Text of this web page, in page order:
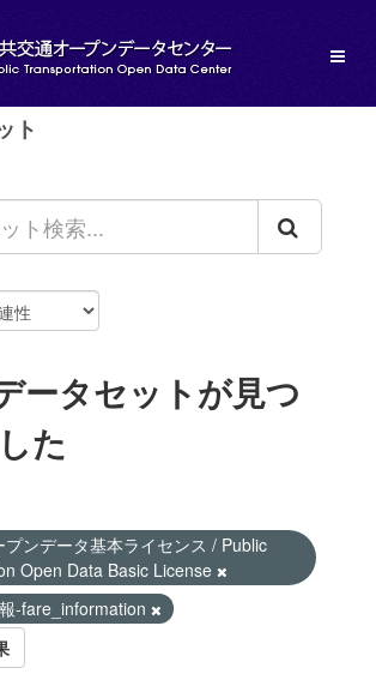
ト
ータセットが見つ
た
ンデータ基本ライセンス / Public
Open Data Basic License
-fare_information